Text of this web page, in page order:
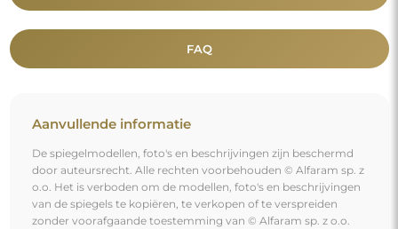
FAQ
Aanvullende informatie
De spiegelmodellen, foto's en beschrijvingen zijn beschermd
door auteursrecht. Alle rechten voorbehouden © Alfaram sp. z
o.o. Het is verboden om de modellen, foto's en beschrijvingen
van de spiegels te kopiëren, te verkopen of te verspreiden
zonder voorafgaande toestemming van © Alfaram sp. z o.o.